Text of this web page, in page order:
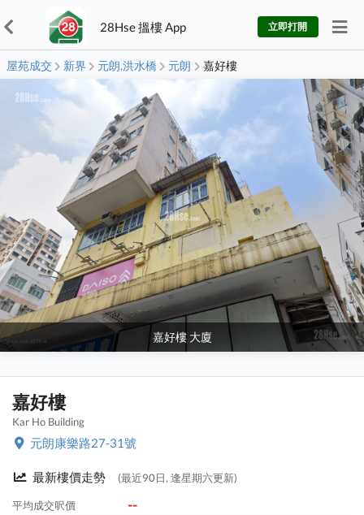
28Hse 搵樓 App 立即打開
屋苑成交 新界 元朗,洪水橋 元朗 嘉好樓
嘉好樓 大廈
嘉好樓
Kar Ho Building
元朗康樂路27-31號
最新樓價走勢 (最近90日, 逢星期六更新)
平均成交呎價 --